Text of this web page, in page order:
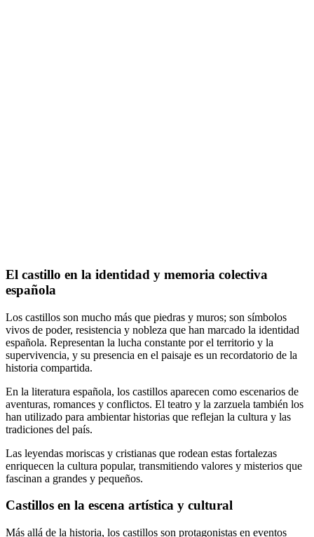
El castillo en la identidad y memoria colectiva
española
Los castillos son mucho más que piedras y muros; son símbolos
vivos de poder, resistencia y nobleza que han marcado la identidad
española. Representan la lucha constante por el territorio y la
supervivencia, y su presencia en el paisaje es un recordatorio de la
historia compartida.
En la literatura española, los castillos aparecen como escenarios de
aventuras, romances y conflictos. El teatro y la zarzuela también los
han utilizado para ambientar historias que reflejan la cultura y las
tradiciones del país.
Las leyendas moriscas y cristianas que rodean estas fortalezas
enriquecen la cultura popular, transmitiendo valores y misterios que
fascinan a grandes y pequeños.
Castillos en la escena artística y cultural
Más allá de la historia, los castillos son protagonistas en eventos